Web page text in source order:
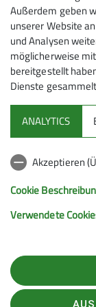
6
DAV Infos zu
Deutscher Alpenverein
Telefon +49754122361
Außerdem geben
unserer Website
und Analysen
möglicherweise
bereitgestellt
Dienste
ANALYTICS
Akzeptieren
Cookie
Verwendete